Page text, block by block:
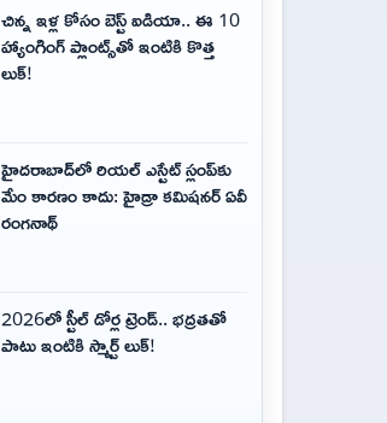
చిన్న ఇళ్ల కోసం బెస్ట్ ఐడియా.. ఈ 10
హ్యాంగింగ్ ప్లాంట్స్‌తో ఇంటికి కొత్త
లుక్!
హైదరాబాద్‌లో రియల్ ఎస్టేట్ స్లంప్‌కు
మేం కారణం కాదు: హైడ్రా కమిషనర్ ఏవీ
రంగనాథ్
2026లో స్టీల్ డోర్ల ట్రెండ్.. భద్రతతో
పాటు ఇంటికి స్మార్ట్ లుక్!